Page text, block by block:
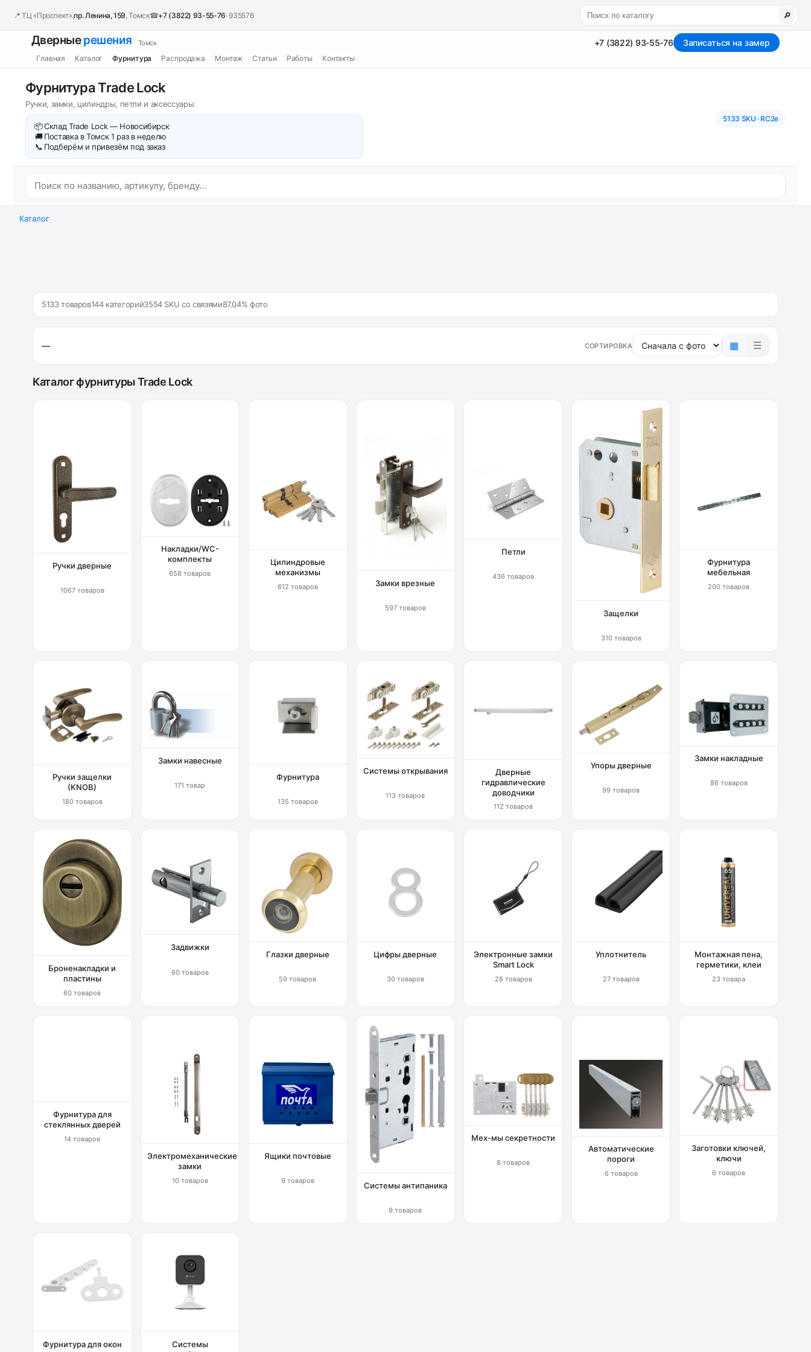
📍 ТЦ «Проспект»,пр. Ленина, 159 , Томск☎+7 (3822) 93-55-76· 935576 🔎
Дверныерешения Томск
Главная Каталог Фурнитура Распродажа Монтаж Статьи Работы Контакты
+7 (3822) 93-55-76 Записаться на замер
Фурнитура Trade Lock
Ручки, замки, цилиндры, петли и аксессуары
📦Склад Trade Lock — Новосибирск
🚚 Поставка в Томск 1 раз в неделю
📞 Подберём и привезём под заказ
5133 SKU · RC2e
Каталог
5133 товаров144 категорий3554 SKU со связями87.04% фото
— СОРТИРОВКА ▦ ☰
Каталог фурнитуры Trade Lock
Ручки дверные
1067 товаров
Накладки/WC-
комплекты
658 товаров
Цилиндровые
механизмы
612 товаров Замки врезные
597 товаров
Петли
436 товаров
Защелки
310 товаров
Фурнитура
мебельная
200 товаров
Ручки защелки
(KNOB)
180 товаров
Замки навесные
171 товар
Фурнитура
135 товаров
Системы открывания
113 товаров
Дверные
гидравлические
доводчики
112 товаров
Упоры дверные
99 товаров
Замки накладные
86 товаров
Броненакладки и
пластины
60 товаров
Задвижки
60 товаров
Глазки дверные
59 товаров
Цифры дверные
30 товаров
Электронные замки
Smart Lock
28 товаров
Уплотнитель
27 товаров
Монтажная пена,
герметики, клеи
23 товара
Фурнитура для
стеклянных дверей
14 товаров
Электромеханические
замки
10 товаров
Ящики почтовые
9 товаров Системы антипаника
9 товаров
Мех-мы секретности
8 товаров
Автоматические
пороги
6 товаров
Заготовки ключей,
ключи
6 товаров
Фурнитура для окон
Системы